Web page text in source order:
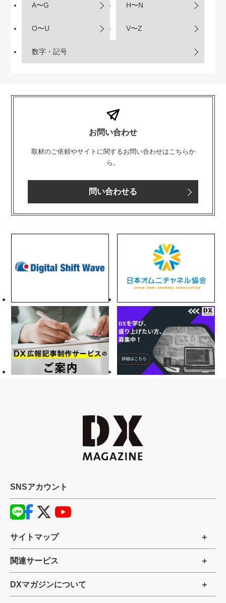
A〜G H〜N
O〜U V〜Z
数字・記号
お問い合わせ
取材のご依頼やサイトに関するお問い合わせはこちらか
ら。
問い合わせる
SNSアカウント
サイトマップ
関連サービス
DXマガジンについて